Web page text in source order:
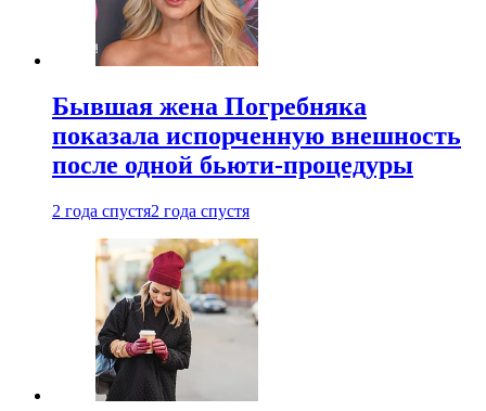
Бывшая жена Погребняка
показала испорченную внешность
после одной бьюти-процедуры
2 года спустя2 года спустя